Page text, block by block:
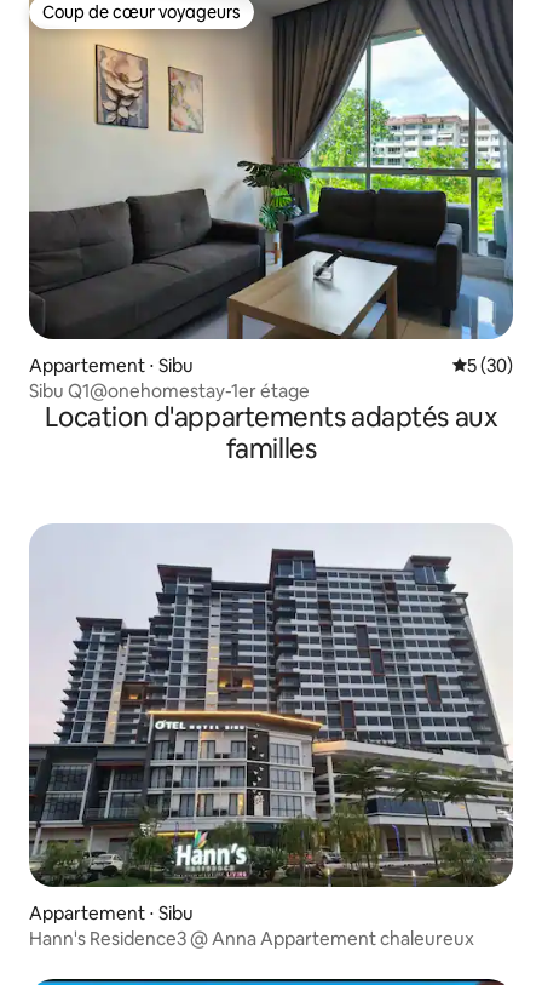
Coup de cœur voyageurs
Coup de cœur voyageurs
Appartement ⋅ Sibu
5 (30)
Sibu Q1@onehomestay-1er étage
Location d'appartements adaptés aux
familles
Appartement ⋅ Sibu
Hann's Residence3 @ Anna Appartement chaleureux